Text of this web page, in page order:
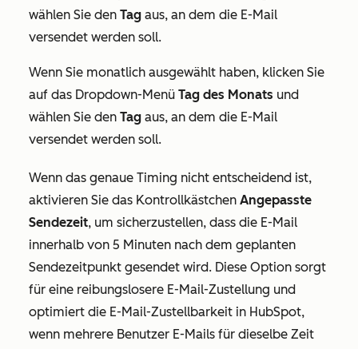
wählen Sie den Tag aus, an dem die E-Mail
versendet werden soll.
Wenn Sie monatlich ausgewählt haben, klicken Sie
auf das Dropdown-Menü Tag des Monats und
wählen Sie den Tag aus, an dem die E-Mail
versendet werden soll.
Wenn das genaue Timing nicht entscheidend ist,
aktivieren Sie das Kontrollkästchen Angepasste
Sendezeit, um sicherzustellen, dass die E-Mail
innerhalb von 5 Minuten nach dem geplanten
Sendezeitpunkt gesendet wird. Diese Option sorgt
für eine reibungslosere E-Mail-Zustellung und
optimiert die E-Mail-Zustellbarkeit in HubSpot,
wenn mehrere Benutzer E-Mails für dieselbe Zeit